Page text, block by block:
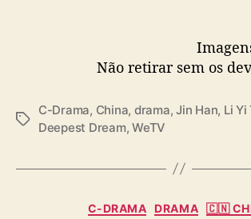
Não retirar sem os
T
s
C-Drama, China, drama,Jin Han, Li Yi
Deepest Dream,WeTV
C
C-DRAMA DRAMA 🇨🇳